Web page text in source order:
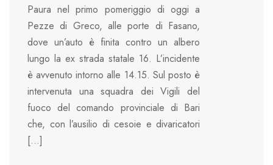
Paura nel primo pomeriggio di oggi a
Pezze di Greco, alle porte di Fasano,
dove un’auto è finita contro un albero
lungo la ex strada statale 16. L’incidente
è avvenuto intorno alle 14.15. Sul posto è
intervenuta una squadra dei Vigili del
fuoco del comando provinciale di Bari
che, con l’ausilio di cesoie e divaricatori
[…]